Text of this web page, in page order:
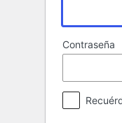
Contraseña